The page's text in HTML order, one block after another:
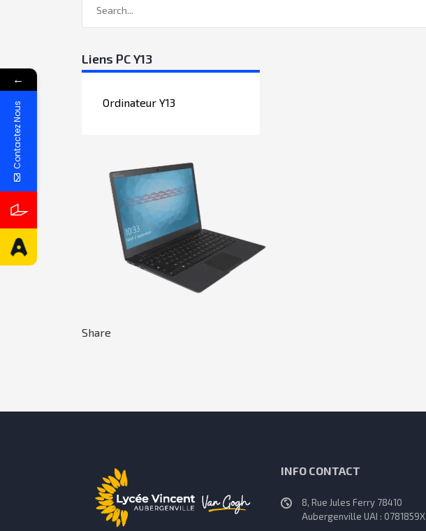
Tablettes
Liens PC Y13
Ordinateur Y13
Share
INFO CONTACT
8, Rue Jules Ferry 78410
Aubergenville UAI : 0781859X
←
Contactez Nous